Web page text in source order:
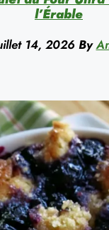
l’Érable
14, 2026 By